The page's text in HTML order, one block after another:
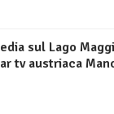
sul Lago
tv austriaca